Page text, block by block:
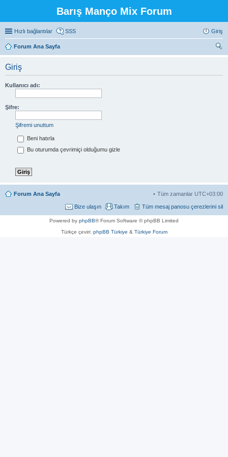
Barış Manço Mix Forum
Hızlı bağlantılar SSS Giriş
Forum Ana Sayfa
Giriş
Kullanıcı adı:
Şifre:
Şifremi unuttum
Beni hatırla
Bu oturumda çevrimiçi olduğumu gizle
Forum Ana Sayfa Tüm zamanlar UTC+03:00
Tüm mesaj panosu çerezlerini sil
Takım
Bize ulaşın
Powered by phpBB® Forum Software © phpBB Limited
Türkçe çeviri: phpBB Türkiye & Türkiye Forum